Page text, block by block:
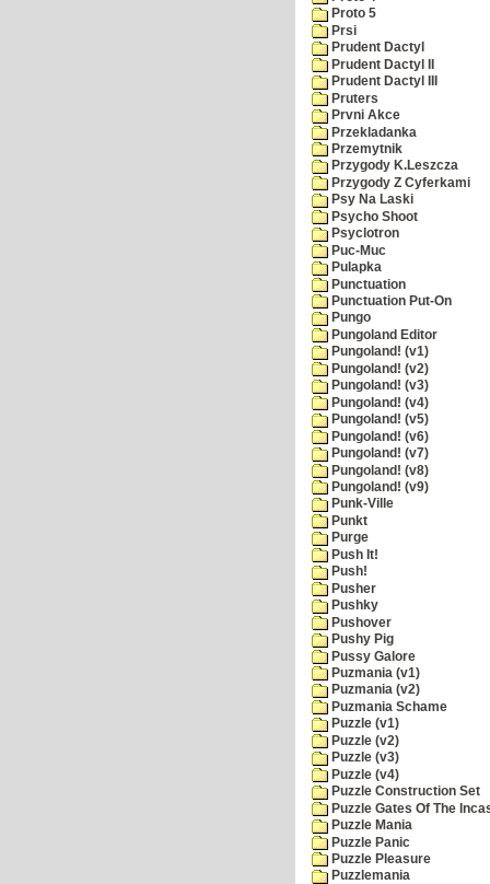
Proto 5
Prsi
Prudent Dactyl
Prudent Dactyl II
Prudent Dactyl III
Pruters
Prvni Akce
Przekladanka
Przemytnik
Przygody K.Leszcza
Przygody Z Cyferkami
Psy Na Laski
Psycho Shoot
Psyclotron
Puc-Muc
Pulapka
Punctuation
Punctuation Put-On
Pungo
Pungoland Editor
Pungoland! (v1)
Pungoland! (v2)
Pungoland! (v3)
Pungoland! (v4)
Pungoland! (v5)
Pungoland! (v6)
Pungoland! (v7)
Pungoland! (v8)
Pungoland! (v9)
Punk-Ville
Punkt
Purge
Push It!
Push!
Pusher
Pushky
Pushover
Pushy Pig
Pussy Galore
Puzmania (v1)
Puzmania (v2)
Puzmania Schame
Puzzle (v1)
Puzzle (v2)
Puzzle (v3)
Puzzle (v4)
Puzzle Construction Set
Puzzle Gates Of The
Puzzle Mania
Puzzle Panic
Puzzle Pleasure
Puzzlemania